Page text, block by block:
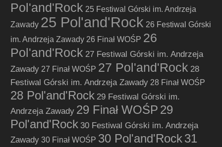
Pol'and'Rock 25 Festiwal Górski im. Andrzeja
Zawady 25 Pol'and'Rock 26 Festiwal Górski
im. Andrzeja Zawady 26 Finał WOŚP 26
Pol'and'Rock 27 Festiwal Górski im. Andrzeja
Zawady 27 Finał WOŚP 27 Pol'and'Rock 28
Festiwal Górski im. Andrzeja Zawady 28 Finał WOŚP
28 Pol'and'Rock 29 Festiwal Górski im.
Andrzeja Zawady 29 Finał WOŚP 29
Pol'and'Rock 30 Festiwal Górski im. Andrzeja
Zawady 30 Finał WOŚP 30 Pol'and'Rock31